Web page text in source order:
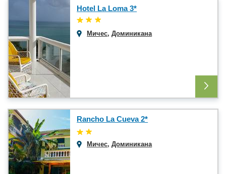
Hotel La Loma 3*
Мичес,Доминикана
Rancho La Cueva 2*
Мичес,Доминикана